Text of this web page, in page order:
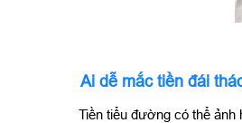
Ai dễ mắc tiền đái
Tiền tiểu đường có thể